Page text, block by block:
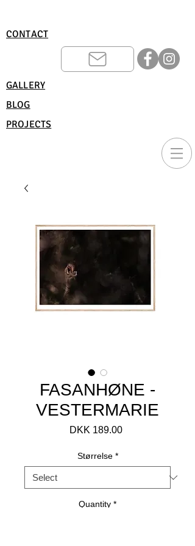
CONTACT
GALLERY
BLOG
PROJECTS
FASANHØNE -
VESTERMARIE
DKK 189.00Price
Størrelse *
Quantity *